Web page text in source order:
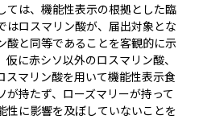
ては、機能性表示の根拠とした臨
はロスマリン酸が、届出対象とな
酸と同等であることを客観的に示
に赤シソ以外のロスマリン酸、
スマリン酸を用いて機能性表示食
持たず、ローズマリーが持って
性に影響を及ぼしていないことを